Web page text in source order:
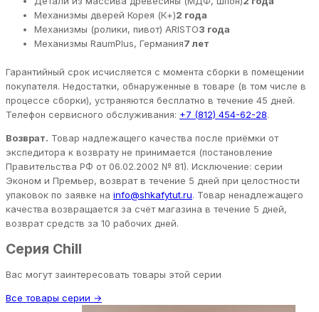
Механизмы дверей Корея (К+)2 года
Механизмы (ролики, пивот) ARISTO3 года
Механизмы RaumPlus, Германия7 лет
Гарантийный срок исчисляется с момента сборки в помещении
покупателя. Недостатки, обнаруженные в товаре (в том числе в
процессе сборки), устраняются бесплатно в течение 45 дней.
Телефон сервисного обслуживания: +7 (812) 454-62-28.
Возврат. Товар надлежащего качества после приёмки от
экспедитора к возврату не принимается (постановление
Правительства РФ от 06.02.2002 № 81). Исключение: серии
Эконом и Премьер, возврат в течение 5 дней при целостности
упаковок по заявке на info@shkafytut.ru. Товар ненадлежащего
качества возвращается за счёт магазина в течение 5 дней,
возврат средств за 10 рабочих дней.
Серия Chill
Вас могут заинтересовать товары этой серии
Все товары серии →